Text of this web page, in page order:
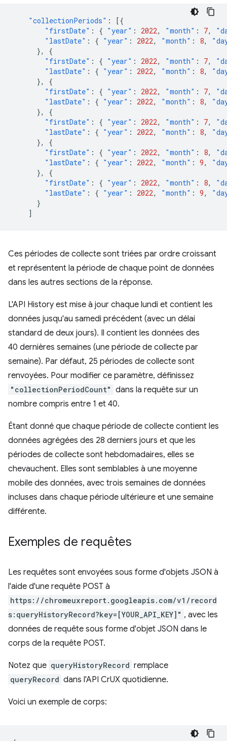
"collectionPeriods" :
[{
"firstDate" : { "year" : 2022, "month" : 7,
"lastDate" : { "year" : 2022, "month" : 8,
},
{
"firstDate" : { "year" : 2022, "month" : 7,
"lastDate" : { "year" : 2022, "month" : 8,
},
{
"firstDate" : { "year" : 2022, "month" : 7,
"lastDate" : { "year" : 2022, "month" : 8,
},
{
"firstDate" : { "year" : 2022, "month" : 7,
"lastDate" : { "year" : 2022, "month" : 8,
},
{
"firstDate" : { "year" : 2022, "month" : 8,
"lastDate" : { "year" : 2022, "month" : 9,
},
{
"firstDate" : { "year" : 2022, "month" : 8,
"lastDate" : { "year" : 2022, "month" : 9,
}
]
Ces périodes de collecte sont triées par ordre croissant
et représentent la période de chaque point de données
dans les autres sections de la réponse.
L'API History est mise à jour chaque lundi et contient les
données jusqu'au samedi précédent (avec un délai
standard de deux jours). Il contient les données des
40 dernières semaines (une période de collecte par
semaine). Par défaut, 25 périodes de collecte sont
renvoyées. Pour modifier ce paramètre, définissez
"collectionPeriodCount" dans la requête sur un
nombre compris entre 1 et 40.
Étant donné que chaque période de collecte contient les
données agrégées des 28 derniers jours et que les
périodes de collecte sont hebdomadaires, elles se
chevauchent. Elles sont semblables à une moyenne
mobile des données, avec trois semaines de données
incluses dans chaque période ultérieure et une semaine
différente.
Exemples de requêtes
Les requêtes sont envoyées sous forme d'objets JSON à
l'aide d'une requête POST à
https://chromeuxreport.googleapis.com/v1/record
s:queryHistoryRecord?key=[YOUR_API_KEY]" , avec les
données de requête sous forme d'objet JSON dans le
corps de la requête POST.
Notez que queryHistoryRecord remplace
queryRecord dans l'API CrUX quotidienne.
Voici un exemple de corps: